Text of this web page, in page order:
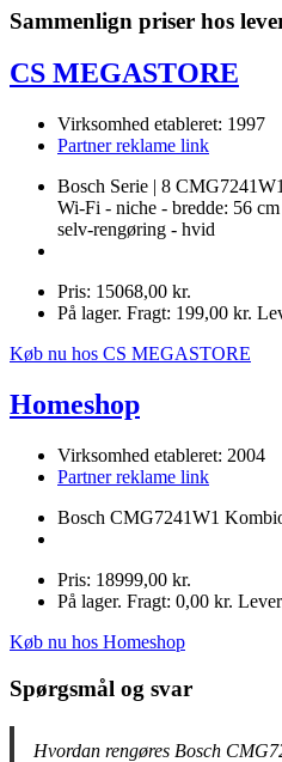
Sammenlign priser hos
CS MEGASTORE
Virksomhed etableret: 1997
Partner reklame link
Bosch Serie | 8
Wi-Fi - niche - bredde: 56
selv-rengøring - hvid
Pris: 15068,00 kr.
På lager. Fragt: 199,00 kr.
Køb nu hos CS MEGASTORE
Homeshop
Virksomhed etableret: 2004
Partner reklame link
Bosch CMG7241W1
Pris: 18999,00 kr.
På lager. Fragt: 0,00 kr.
Køb nu hos Homeshop
Spørgsmål og svar
Hvordan rengøres Bosch